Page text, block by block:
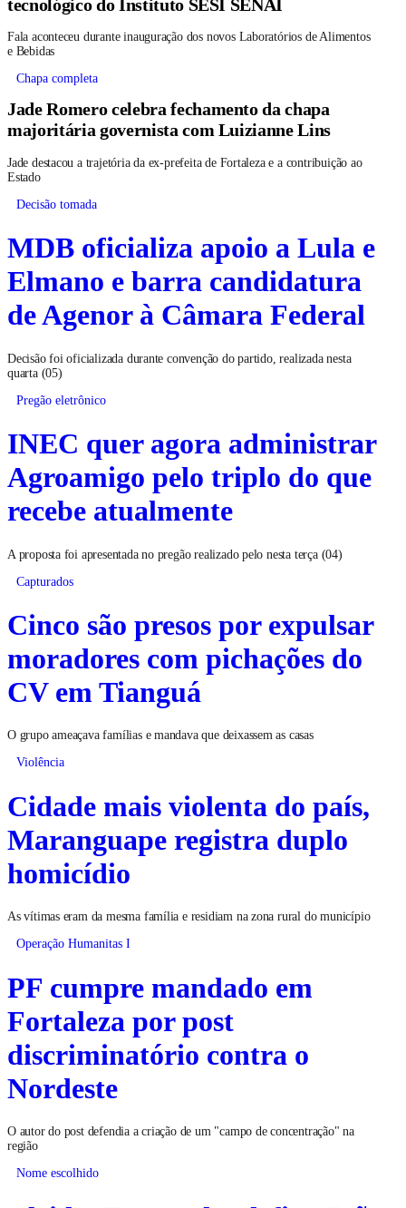
Fala aconteceu durante inauguração dos novos Laboratórios de Alimentos
e Bebidas
Chapa completa
Jade Romero celebra fechamento da chapa
majoritária governista com Luizianne Lins
Jade destacou a trajetória da ex-prefeita de Fortaleza e a contribuição ao
Estado
Decisão tomada
MDB oficializa apoio a Lula e
Elmano e barra candidatura
de Agenor à Câmara Federal
Decisão foi oficializada durante convenção do partido, realizada nesta
quarta (05)
Pregão eletrônico
INEC quer agora administrar
Agroamigo pelo triplo do que
recebe atualmente
A proposta foi apresentada no pregão realizado pelo nesta terça (04)
Capturados
Cinco são presos por expulsar
moradores com pichações do
CV em Tianguá
O grupo ameaçava famílias e mandava que deixassem as casas
Violência
Cidade mais violenta do país,
Maranguape registra duplo
homicídio
As vítimas eram da mesma família e residiam na zona rural do município
Operação Humanitas I
PF cumpre mandado em
Fortaleza por post
discriminatório contra o
Nordeste
O autor do post defendia a criação de um "campo de concentração" na
região
Nome escolhido